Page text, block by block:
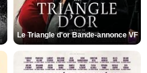
Le Triangle d'or Bande-annonce VF